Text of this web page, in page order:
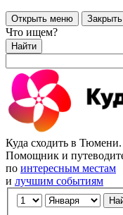
Открыть меню
Что ищем?
Найти
Куда сходить в
Помощник и
по интересным местам
и лучшим событиям